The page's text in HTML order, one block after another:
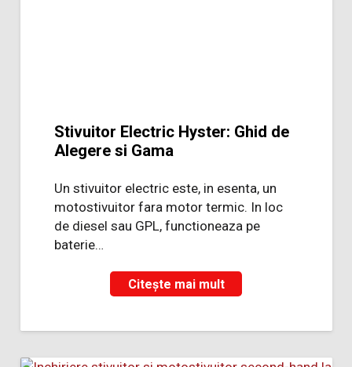
Stivuitor Electric Hyster: Ghid de
Alegere si Gama
Un stivuitor electric este, in esenta, un
motostivuitor fara motor termic. In loc
de diesel sau GPL, functioneaza pe
baterie…
Citește mai mult